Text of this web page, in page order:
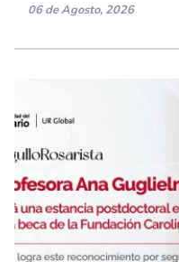
06 de Agosto, 2026